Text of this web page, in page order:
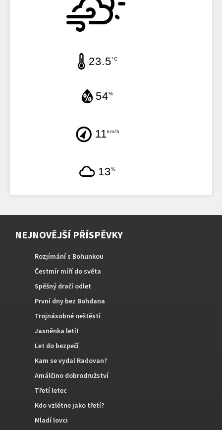
23.5°C
54%
11km/h
13%
NEJNOVĚJŠÍ PŘÍSPĚVKY
Rozjímání s Bohunkou
Čestmír míří do světa
Spěšný dračí odlet
První dny bez Bohdana
Trojnásobné neštěstí
Jasněnka letí!
Let do bezpečí
Kam se vydal Radovan?
Amálčino dobrodružství
Třetí letec
Kdo vzlétne jako třetí?
Mladí lovci